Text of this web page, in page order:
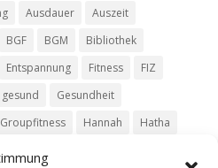
Ausdauer
Auszeit
BGF BGM
Bibliothek
Entspannung Fitness
FIZ
gesund
Gesundheit
Groupfitness Hannah
Hatha